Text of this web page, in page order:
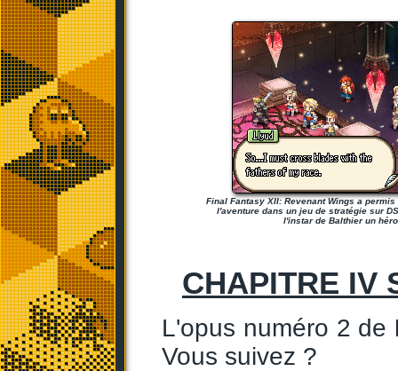
Final Fantasy XII: Revenant Wings a
l'aventure dans un jeu de stratégie sur
l'instar de Balthier un
CHAPITRE IV
L'opus numéro 2 de
Vous suivez ?